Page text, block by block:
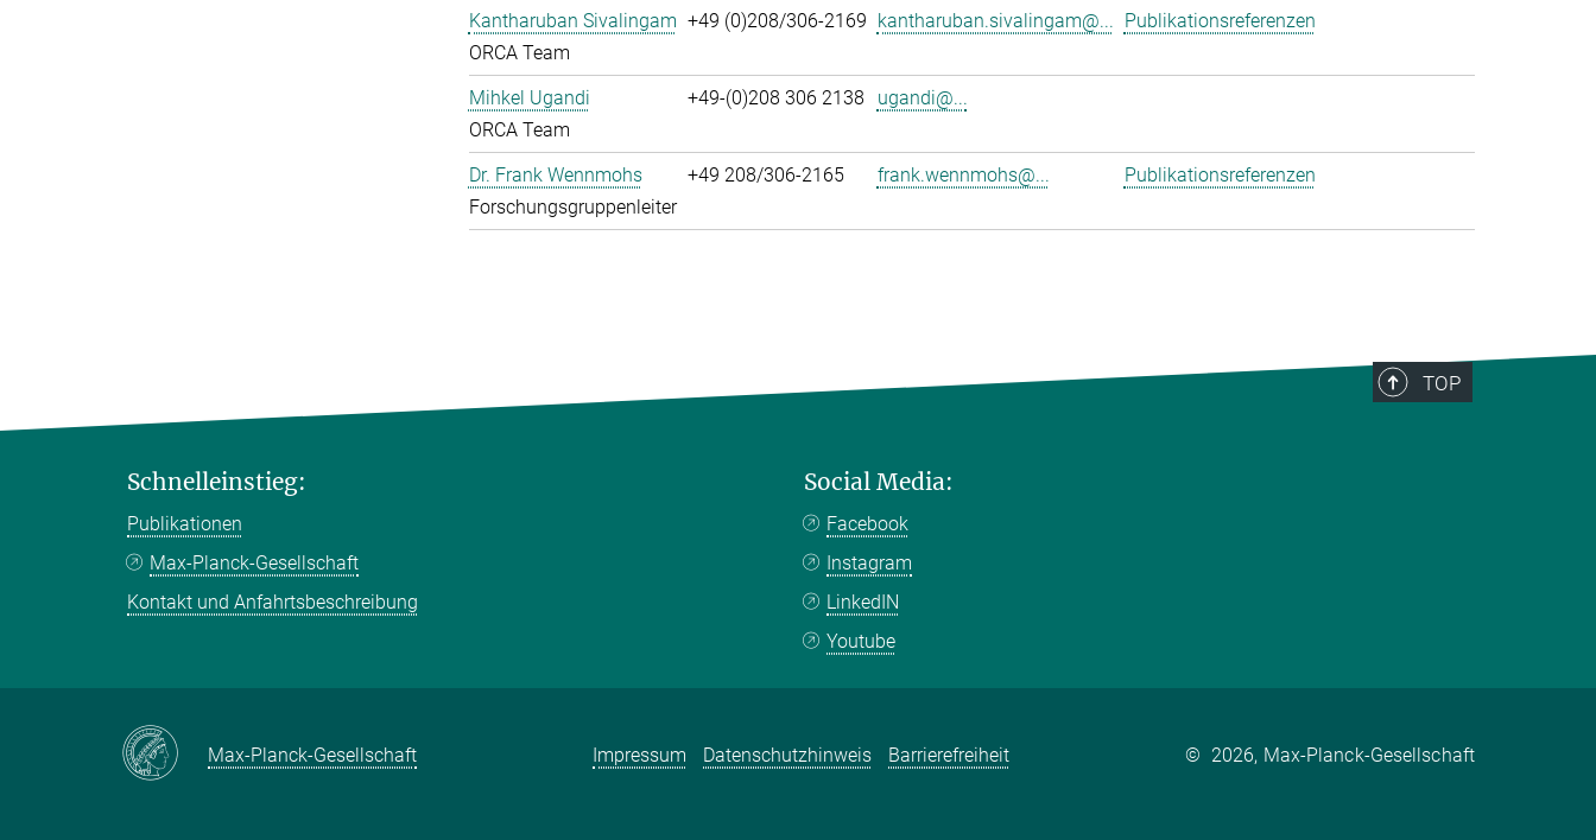
Kantharuban Sivalingam
ORCA Team
+49 (0)208/306-2169 kantharuban.sivalingam@... Publikationsreferenzen
Mihkel Ugandi
ORCA Team
+49-(0)208 306 2138 ugandi@...
Dr. Frank Wennmohs
Forschungsgruppenleiter
+49 208/306-2165 frank.wennmohs@... Publikationsreferenzen
TOP
Schnelleinstieg:
Publikationen
Max-Planck-Gesellschaft
Kontakt und Anfahrtsbeschreibung
Social Media:
Facebook
Instagram
LinkedIN
Youtube
Max-Planck-Gesellschaft Impressum Datenschutzhinweis Barrierefreiheit © 2026, Max-Planck-Gesellschaft